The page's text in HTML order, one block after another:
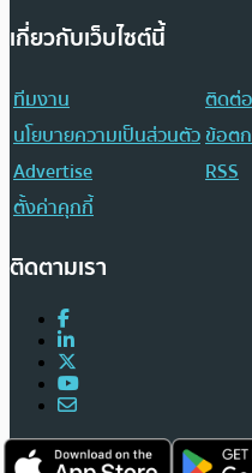
เกี่ยวกับเว็บไซต์นี้
ทีมงาน
ติดต่
นโยบายความเป็นส่วนตัวข้อต
Advertise
RSS
ตั้งค่าคุกกี้
ติดตามเรา